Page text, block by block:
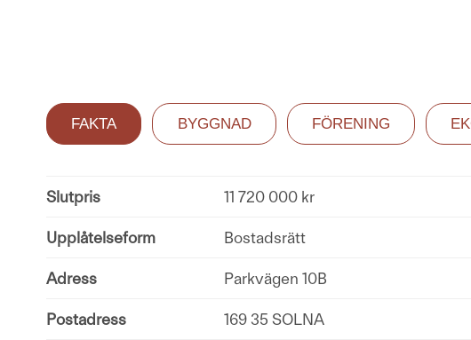
FAKTA BYGGNAD FÖRENING
Slutpris 11 720 000 kr
Upplåtelseform Bostadsrätt
Adress Parkvägen 10B
Postadress 169 35 SOLNA